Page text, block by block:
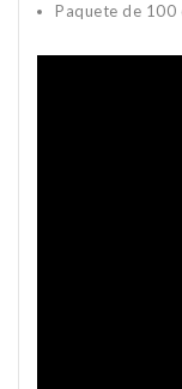
Paquete de 100